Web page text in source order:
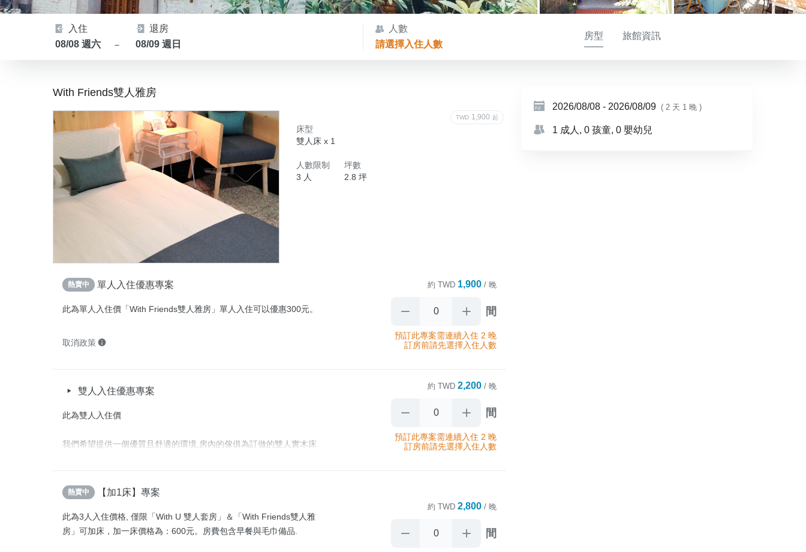
入住
08/08 週六
－
退房
08/09 週日
人數
請選擇入住人數
房型 旅館資訊
With Friends雙人雅房
TWD 1,900 起
床型
雙人床 x 1
人數限制
3 人
坪數
2.8 坪
熱賣中 單人入住優惠專案
此為單人入住價「With Friends雙人雅房」單人入住可以優惠300元。
取消政策
約 TWD 1,900 / 晚
間
預訂此專案需連續入住 2 晚
訂房前請先選擇入住人數
雙人入住優惠專案
此為雙人入住價
我們希望提供一個優質且舒適的環境,房內的傢俱為訂做的雙人實木床
質的記憶床組與羽絨被,讓您擁有舒適好眠,享受早晨陽光漫入的時光,慵
懶的吃著新鮮手作的歐式早餐,開啟美好的渡假模式
取消政策
約 TWD 2,200 / 晚
間
預訂此專案需連續入住 2 晚
訂房前請先選擇入住人數
熱賣中 【加1床】專案
此為3人入住價格, 僅限「With U 雙人套房」＆「With Friends雙人雅
房」可加床，加一床價格為：600元。房費包含早餐與毛巾備品.
約 TWD 2,800 / 晚
間
2026/08/08 - 2026/08/09 ( 2 天 1 晚 )
1 成人 , 0 孩童, 0 嬰幼兒